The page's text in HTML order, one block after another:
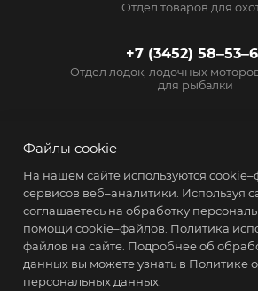
Отдел товаров для
+7 (3452)
Отдел лодок, лодочных
для рыбалки
г. Тюмень,
2026 © Магазин Старт - товары для
Файлы cookie
На нашем сайте используются
сервисов веб–аналитики. Используя
соглашаетесь на обработку
помощи cookie–файлов. Политика
файлов на сайте . Подробнее об
данных вы можете узнать в Политике
персональных данных.